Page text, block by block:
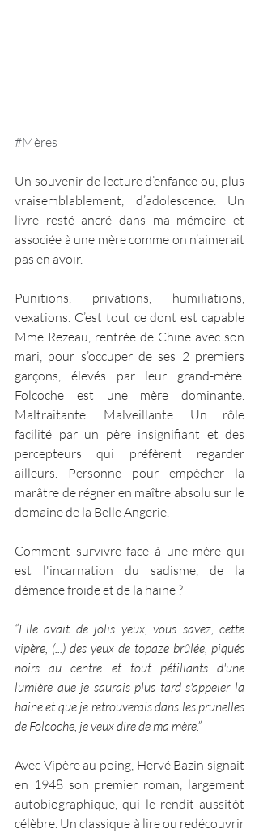
#Mères
Un souvenir de lecture d’enfance ou, plus
vraisemblablement, d’adolescence. Un
livre resté ancré dans ma mémoire et
associée à une mère comme on n’aimerait
pas en avoir.
Punitions, privations, humiliations,
vexations. C’est tout ce dont est capable
Mme Rezeau, rentrée de Chine avec son
mari, pour s’occuper de ses 2 premiers
garçons, élevés par leur grand-mère.
Folcoche est une mère dominante.
Maltraitante. Malveillante. Un rôle
facilité par un père insignifiant et des
percepteurs qui préfèrent regarder
ailleurs. Personne pour empêcher la
marâtre de régner en maître absolu sur le
domaine de la Belle Angerie.
Comment survivre face à une mère qui
est l'incarnation du sadisme, de la
démence froide et de la haine ?
“Elle avait de jolis yeux, vous savez, cette
vipère, (...) des yeux de topaze brûlée, piqués
noirs au centre et tout pétillants d'une
lumière que je saurais plus tard s'appeler la
haine et que je retrouverais dans les prunelles
de Folcoche, je veux dire de ma mère.”
Avec Vipère au poing, Hervé Bazin signait
en 1948 son premier roman, largement
autobiographique, qui le rendit aussitôt
célèbre. Un classique à lire ou redécouvrir